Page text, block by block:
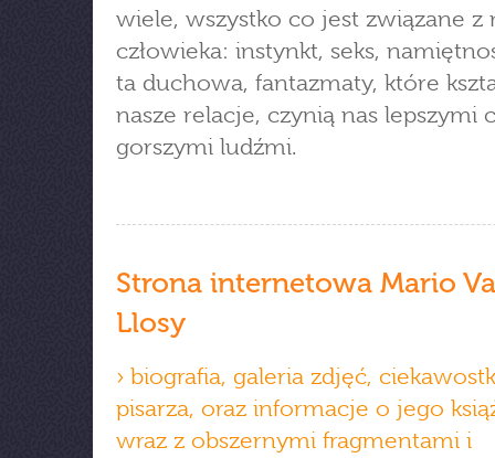
wiele, wszystko co jest związane z
człowieka: instynkt, seks,
ta duchowa, fantazmaty, które
nasze relacje, czynią nas lepszymi
gorszymi ludźmi.
Strona internetowa Mario
Llosy
› biografia, galeria zdjęć,
pisarza, oraz informacje o jego
wraz z obszernymi fragmentami i